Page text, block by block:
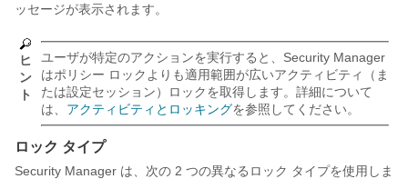
ッセージが表示されます。
ヒ
ン
ト
ユーザが特定のアクションを実行すると、Security Manager
はポリシー ロックよりも適用範囲が広いアクティビティ（ま
たは設定セッション）ロックを取得します。詳細について
は、 アクティビティとロッキングを参照してください。
ロック タイプ
Security Manager は、次の 2 つの異なるロック タイプを使用しま